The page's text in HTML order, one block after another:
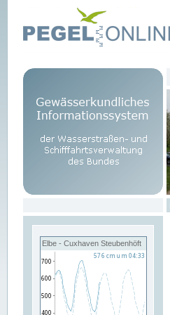
Elbe - Cuxhaven Steubenhöft